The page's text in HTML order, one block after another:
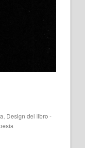
, Design del libro -